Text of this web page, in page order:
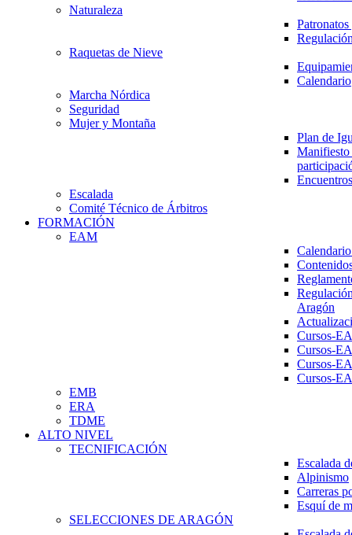
Naturaleza
Raquetas de Nieve
Calendario
Marcha Nórdica
Seguridad
Mujer y Montaña
Plan de
Escalada
Comité Técnico de Árbitros
FORMACIÓN
EAM
Aragón
Cursos-
Cursos-
Cursos-
Cursos-
EMB
ERA
TDME
ALTO NIVEL
TECNIFICACIÓN
Escalada
Alpinismo
Carreras
Esquí de
SELECCIONES DE ARAGÓN